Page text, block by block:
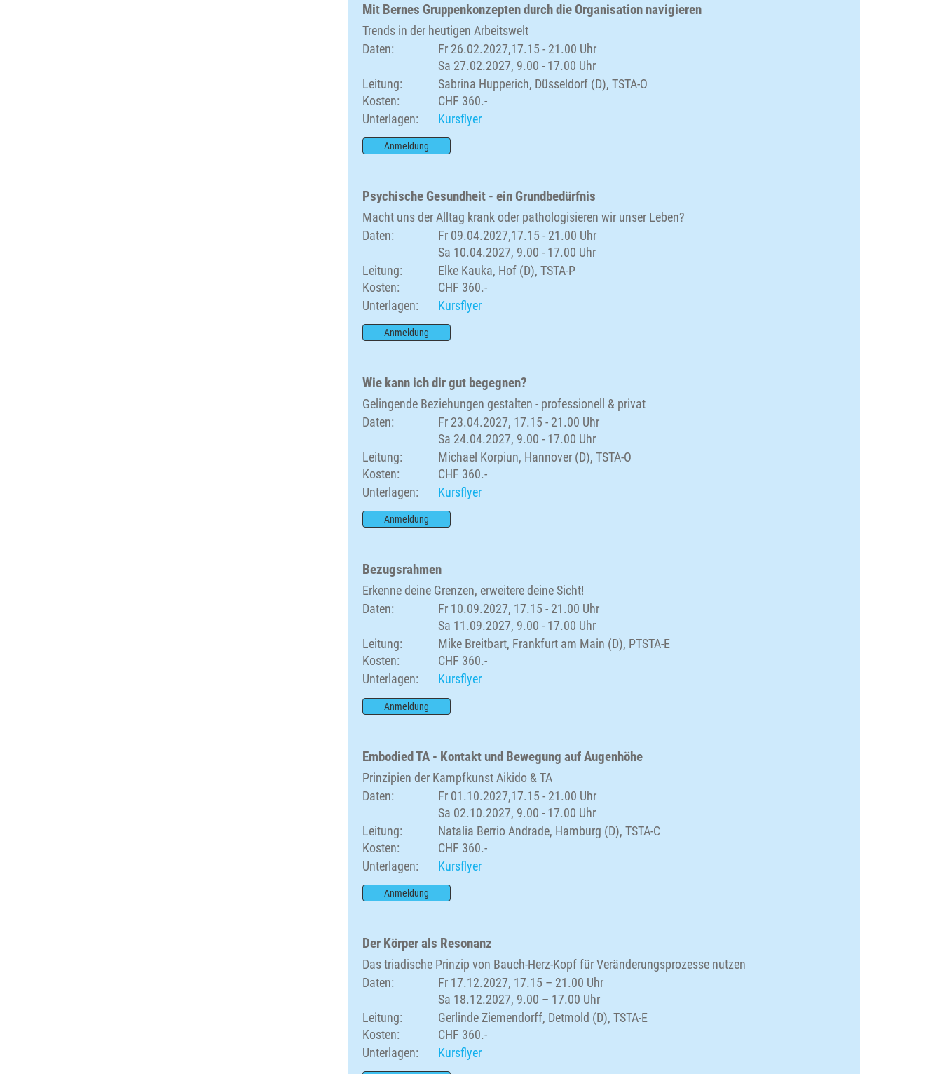
Mit Bernes Gruppenkonzepten durch die Organisation navigieren
Trends in der heutigen Arbeitswelt
Daten:
Fr 26.02.2027,17.15 - 21.00 Uhr
Sa 27.02.2027, 9.00 - 17.00 Uhr
Leitung:
Sabrina Hupperich, Düsseldorf (D), TSTA-O
Kosten:
CHF 360.-
Unterlagen:
Kursflyer
Anmeldung
Psychische Gesundheit - ein Grundbedürfnis
Macht uns der Alltag krank oder pathologisieren wir unser Leben?
Daten:
Fr 09.04.2027,17.15 - 21.00 Uhr
Sa 10.04.2027, 9.00 - 17.00 Uhr
Leitung:
Elke Kauka, Hof (D), TSTA-P
Kosten:
CHF 360.-
Unterlagen:
Kursflyer
Anmeldung
Wie kann ich dir gut begegnen?
Gelingende Beziehungen gestalten - professionell & privat
Daten:
Fr 23.04.2027, 17.15 - 21.00 Uhr
Sa 24.04.2027, 9.00 - 17.00 Uhr
Leitung:
Michael Korpiun, Hannover (D), TSTA-O
Kosten:
CHF 360.-
Unterlagen:
Kursflyer
Anmeldung
Bezugsrahmen
Erkenne deine Grenzen, erweitere deine Sicht!
Daten:
Fr 10.09.2027, 17.15 - 21.00 Uhr
Sa 11.09.2027, 9.00 - 17.00 Uhr
Leitung:
Mike Breitbart, Frankfurt am Main (D), PTSTA-E
Kosten:
CHF 360.-
Unterlagen:
Kursflyer
Anmeldung
Embodied TA - Kontakt und Bewegung auf Augenhöhe
Prinzipien der Kampfkunst Aikido & TA
Daten:
Fr 01.10.2027,17.15 - 21.00 Uhr
Sa 02.10.2027, 9.00 - 17.00 Uhr
Leitung:
Natalia Berrio Andrade, Hamburg (D), TSTA-C
Kosten:
CHF 360.-
Unterlagen:
Kursflyer
Anmeldung
Der Körper als Resonanz
Das triadische Prinzip von Bauch-Herz-Kopf für Veränderungsprozesse nutzen
Daten:
Fr 17.12.2027, 17.15 – 21.00 Uhr
Sa 18.12.2027, 9.00 – 17.00 Uhr
Leitung:
Gerlinde Ziemendorff, Detmold (D), TSTA-E
Kosten:
CHF 360.-
Unterlagen:
Kursflyer